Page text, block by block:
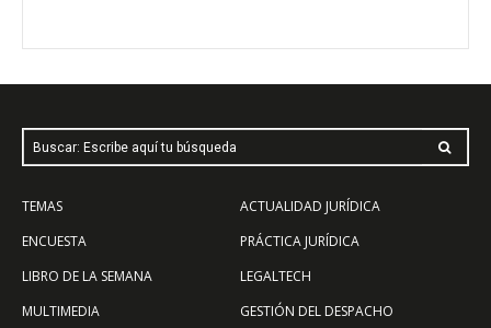
Buscar: Escribe aquí tu búsqueda
TEMAS
ENCUESTA
LIBRO DE LA SEMANA
MULTIMEDIA
ACTUALIDAD JURÍDICA
PRÁCTICA JURÍDICA
LEGALTECH
GESTIÓN DEL DESPACHO